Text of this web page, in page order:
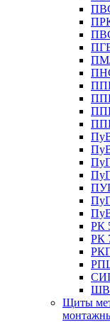
РК
РК
Щиты